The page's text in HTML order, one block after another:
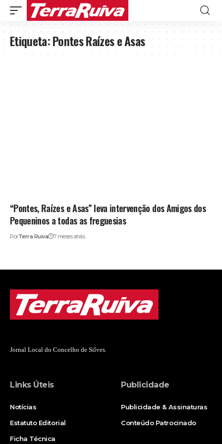
Etiqueta:Pontes Raízes e Asas
“Pontes, Raízes e Asas” leva intervenção dos Amigos dos
Pequeninos a todas as freguesias
PorTerra Ruiva 7 meses atrás
Jornal Local do Concelho de Silves.
Links Úteis
Notícias
Estatuto Editorial
Ficha Técnica
Publicidade
Publicidade & Assinaturas
Conteúdo Patrocinado